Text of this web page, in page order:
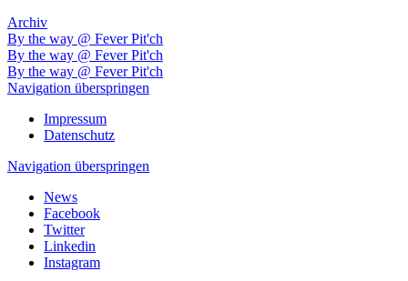
Archiv
By the way @ Fever Pit'ch
By the way @ Fever Pit'ch
By the way @ Fever Pit'ch
Navigation überspringen
Impressum
Datenschutz
Navigation überspringen
News
Facebook
Twitter
Linkedin
Instagram